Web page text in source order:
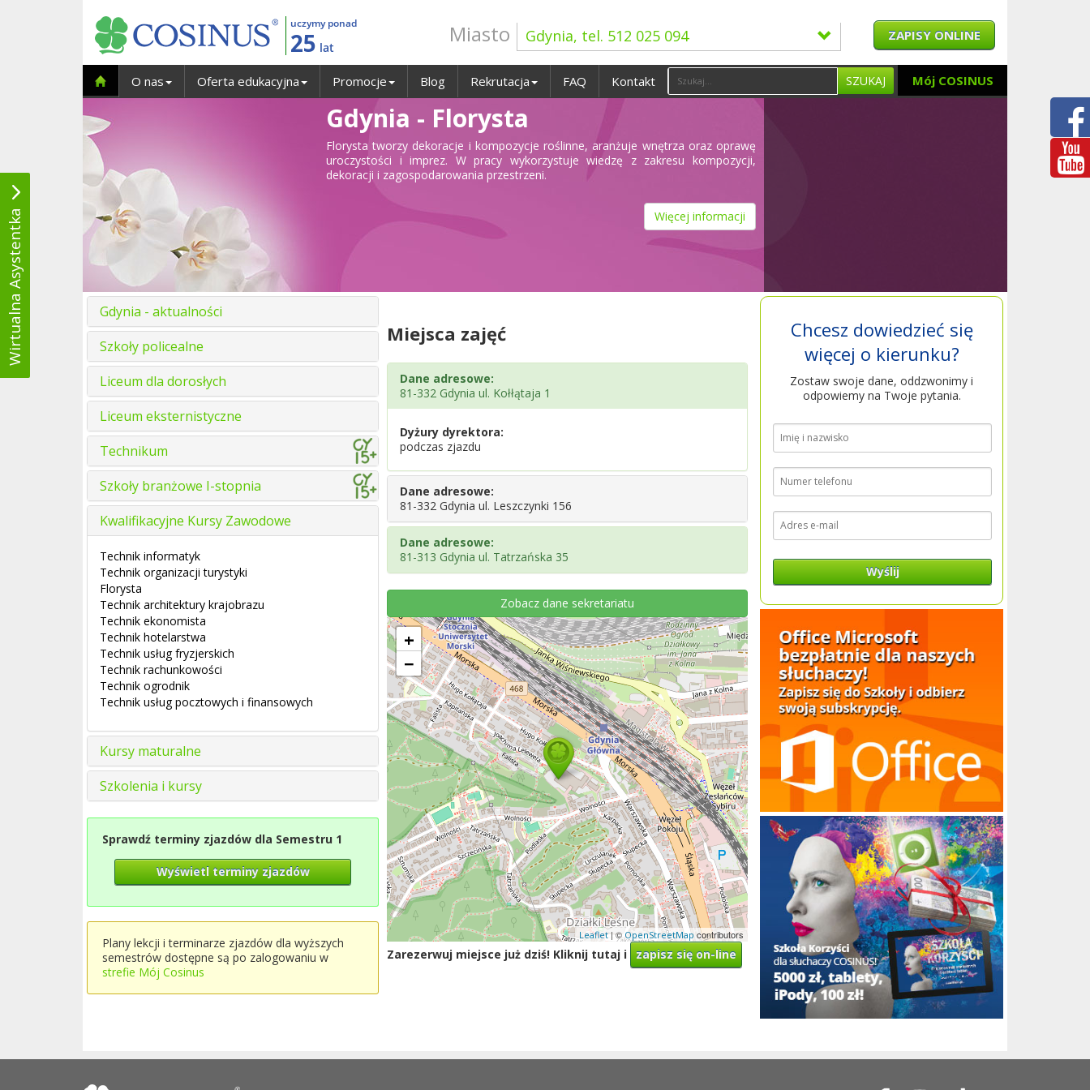
uczymy ponad
25 lat
Miasto Gdynia, tel. 512 025 094 ZAPISY ONLINE
Mój COSINUS
O nas Oferta edukacyjna Promocje Blog Rekrutacja FAQ Kontakt SZUKAJ
Gdynia - Florysta
Florysta tworzy dekoracje i kompozycje roślinne, aranżuje wnętrza oraz oprawę
uroczystości i imprez. W pracy wykorzystuje wiedzę z zakresu kompozycji,
dekoracji i zagospodarowania przestrzeni.
Więcej informacji
Gdynia - aktualności
Szkoły policealne
Liceum dla dorosłych
Liceum eksternistyczne
Technikum
Szkoły branżowe I-stopnia
Kwalifikacyjne Kursy Zawodowe
Technik informatyk
Technik organizacji turystyki
Florysta
Technik architektury krajobrazu
Technik ekonomista
Technik hotelarstwa
Technik usług fryzjerskich
Technik rachunkowości
Technik ogrodnik
Technik usług pocztowych i finansowych
Kursy maturalne
Szkolenia i kursy
Sprawdź terminy zjazdów dla Semestru 1
Wyświetl terminy zjazdów
Plany lekcji i terminarze zjazdów dla wyższych
semestrów dostępne są po zalogowaniu w
strefie Mój Cosinus
Miejsca zajęć
Dane adresowe:
81-332 Gdynia ul. Kołłątaja 1
Dyżury dyrektora:
podczas zjazdu
Dane adresowe:
81-332 Gdynia ul. Leszczynki 156
Dane adresowe:
81-313 Gdynia ul. Tatrzańska 35
Zobacz dane sekretariatu
+
−
Leaflet| © OpenStreetMap contributors
Zarezerwuj miejsce już dziś! Kliknij tutaj i zapisz się on-line
Chcesz dowiedzieć się
więcej o kierunku?
Zostaw swoje dane, oddzwonimy i
odpowiemy na Twoje pytania.
Wyślij
Wirtualna Asystentka